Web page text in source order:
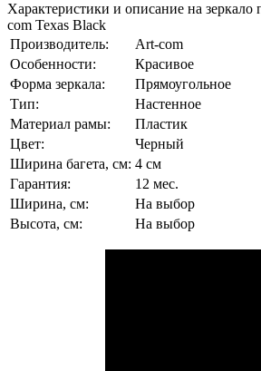
Характеристики и описание на зеркало
com Texas Black
Производитель:
Art-com
Особенности:
Красивое
Форма зеркала:
Прямоугольное
Тип:
Настенное
Материал рамы:
Пластик
Цвет:
Черный
Ширина багета, см: 4 см
Гарантия:
12 мес.
Ширина, см:
На выбор
Высота, см:
На выбор